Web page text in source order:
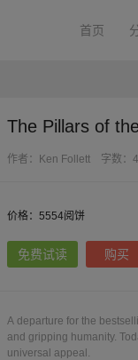
首页
The Pillars of
作者：Ken Follett 字数：
价格：5554阅饼
免费试读 购买
A departure for the
and gripping humanity.
universal appeal.